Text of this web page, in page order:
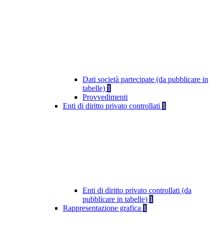
Dati società partecipate (da pubblicare in
tabelle) 1
Provvedimenti
Enti di diritto privato controllati 1
Enti di diritto privato controllati (da
pubblicare in tabelle) 1
Rappresentazione grafica 1